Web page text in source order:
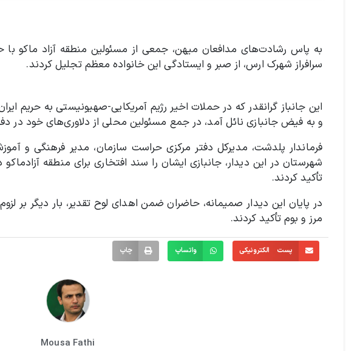
به پاس رشادت‌های مدافعان میهن، جمعی از‌‌ مسئولین منطقه آزاد ماکو با
سرافراز شهرک ارس، از صبر و ایستادگی این خانواده معظم تجلیل کردند.
این جانباز گرانقدر که در حملات اخیر رژیم آمریکایی-صهیونیستی به حریم
و به فیض جانبازی نائل آمد، در جمع مسئولین محلی از دلاوری‌های خود در
فرماندار پلدشت، مدیرکل دفتر مرکزی حراست سازمان، مدیر فرهنگی و
شهرستان در این دیدار، جانبازی ایشان را سند افتخاری برای منطقه
تأکید کردند.
در پایان این دیدار صمیمانه، حاضران ضمن اهدای لوح تقدیر، بار دیگر بر
مرز و بوم تأکید کردند.
پست الکترونیکی واتساپ چاپ
Mousa Fathi